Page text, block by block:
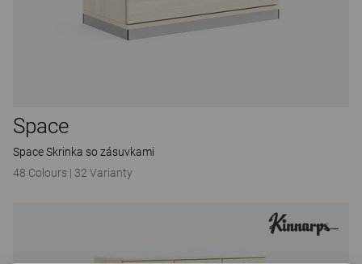
Space
Space Skrinka so zásuvkami
48 Colours | 32 Varianty